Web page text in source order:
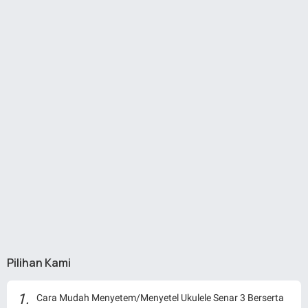
Pilihan Kami
Cara Mudah Menyetem/Menyetel Ukulele Senar 3 Berserta